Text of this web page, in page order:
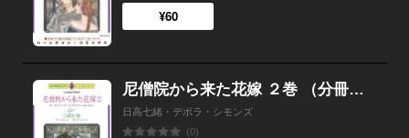
¥60
尼僧院から来た花嫁 ２巻 （分冊版）7話
日高七緒・デボラ・シモンズ
(0)